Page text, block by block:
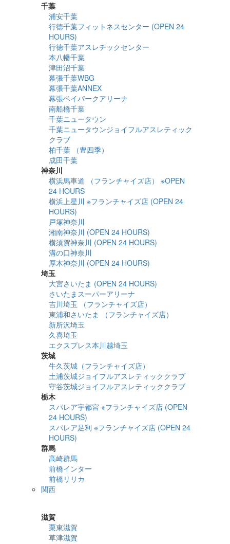
千葉
浦安千葉
行徳千葉フィットネスセンター (OPEN 24
HOURS)
行徳千葉アスレチックセンター
本八幡千葉
津田沼千葉
幕張千葉WBG
幕張千葉ANNEX
幕張ベイパークアリーナ
南船橋千葉
千葉ニュータウン
千葉ニュータウンジョイフルアスレティック
クラブ
柏千葉 （豊四季）
成田千葉
神奈川
横浜馬車道 （フランチャイズ店） ※OPEN
24 HOURS
横浜上星川 ※フランチャイズ店 (OPEN 24
HOURS)
戸塚神奈川
湘南神奈川 (OPEN 24 HOURS)
横須賀神奈川 (OPEN 24 HOURS)
溝の口神奈川
厚木神奈川 (OPEN 24 HOURS)
埼玉
大宮さいたま (OPEN 24 HOURS)
さいたまスーパーアリーナ
吉川埼玉 （フランチャイズ店）
東浦和さいたま （フランチャイズ店）
新所沢埼玉
久喜埼玉
エクスプレス本川越埼玉
茨城
牛久茨城（フランチャイズ店）
土浦茨城ジョイフルアスレティッククラブ
守谷茨城ジョイフルアスレティッククラブ
栃木
スパレア宇都宮 ※フランチャイズ店 (OPEN
24 HOURS)
スパレア足利 ※フランチャイズ店 (OPEN 24
HOURS)
群馬
高崎群馬
前橋インター
前橋リリカ
関西
滋賀
栗東滋賀
草津滋賀